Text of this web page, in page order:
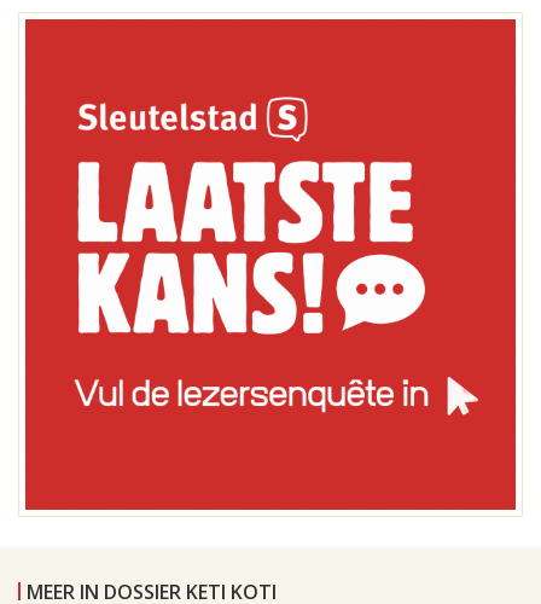
MEER IN DOSSIER KETI KOTI